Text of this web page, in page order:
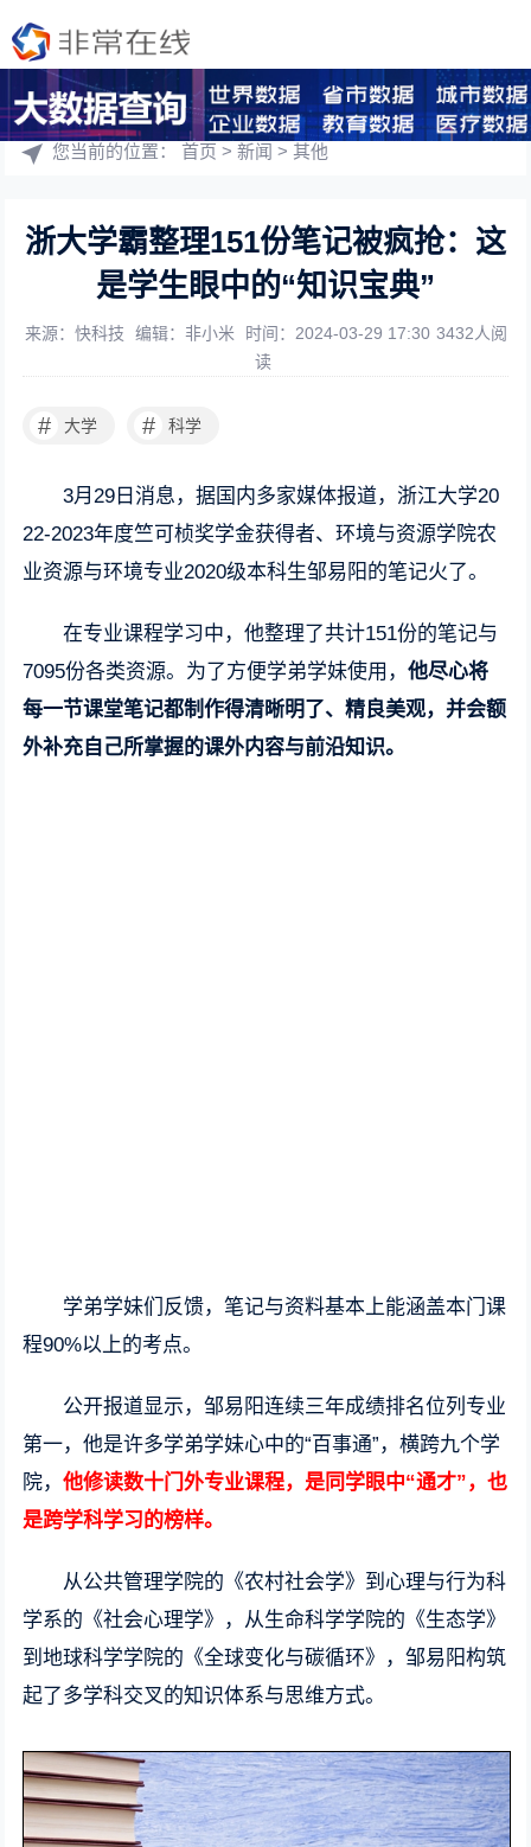
您当前的位置：首页 >新闻 >其他
浙大学霸整理151份笔记被疯抢：这
是学生眼中的“知识宝典”
来源：快科技 编辑：非小米 时间：2024-03-29 17:30 3432人阅
读
# 大学 # 科学
3月29日消息，据国内多家媒体报道，浙江大学20
22-2023年度竺可桢奖学金获得者、环境与资源学院农
业资源与环境专业2020级本科生邹易阳的笔记火了。
在专业课程学习中，他整理了共计151份的笔记与
7095份各类资源。为了方便学弟学妹使用，他尽心将
每一节课堂笔记都制作得清晰明了、精良美观，并会额
外补充自己所掌握的课外内容与前沿知识。
学弟学妹们反馈，笔记与资料基本上能涵盖本门课
程90%以上的考点。
公开报道显示，邹易阳连续三年成绩排名位列专业
第一，他是许多学弟学妹心中的“百事通”，横跨九个学
院，他修读数十门外专业课程，是同学眼中“通才”，也
是跨学科学习的榜样。
从公共管理学院的《农村社会学》到心理与行为科
学系的《社会心理学》，从生命科学学院的《生态学》
到地球科学学院的《全球变化与碳循环》，邹易阳构筑
起了多学科交叉的知识体系与思维方式。